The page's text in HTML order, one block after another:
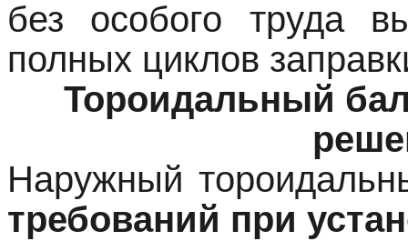
без особого труда
полных циклов
Тороидальный
Наружный
требований при